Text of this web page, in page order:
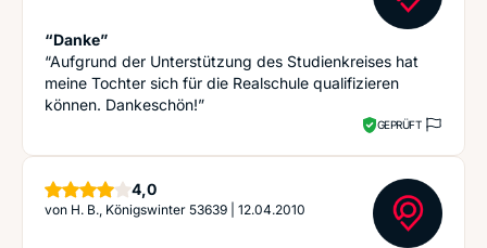
“Danke”
“Aufgrund der Unterstützung des Studienkreises hat
meine Tochter sich für die Realschule qualifizieren
können. Dankeschön!”
GEPRÜFT
4,0Sterne
von H. B., Königswinter 53639 12.04.2010